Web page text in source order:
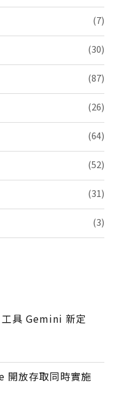
(7)
(30)
(87)
(26)
(64)
(52)
(31)
(3)
具 Gemini 新定
放存取同時實施